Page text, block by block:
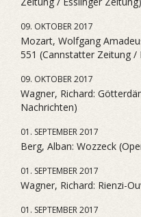
09. OKTOBER 2017
Mozart, Wolfgang
551 (Cannstatter Zeitung /
09. OKTOBER 2017
Wagner, Richard:
Nachrichten)
01. SEPTEMBER 2017
Berg, Alban: Wozzeck
01. SEPTEMBER 2017
Wagner, Richard: Rienzi-
01. SEPTEMBER 2017